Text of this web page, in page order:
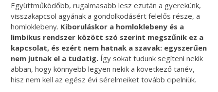
Együttműködőbb, rugalmasabb lesz ezután a gyerekünk,
visszakapcsol agyának a gondolkodásért felelős része, a
homloklebeny. Kiboruláskor a homloklebeny és a
limbikus rendszer között szó szerint megszűnik ez a
kapcsolat, és ezért nem hatnak a szavak: egyszerűen
nem jutnak el a tudatig. Így sokat tudunk segíteni nekik
abban, hogy könnyebb legyen nekik a következő tanév,
hisz nem kell az egész évi sérelmeiket tovább cipelniük.